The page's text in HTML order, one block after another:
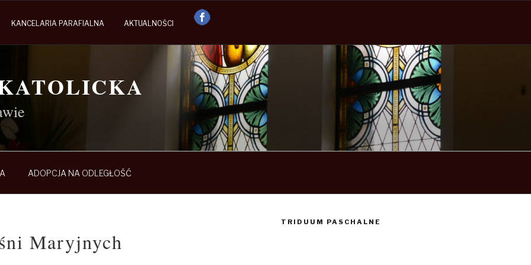
KANCELARIA PARAFIALNA AKTUALNOŚCI
ADOPCJA NA ODLEGŁOŚĆ
Maryjnych
TRIDUUM PASCHALNE